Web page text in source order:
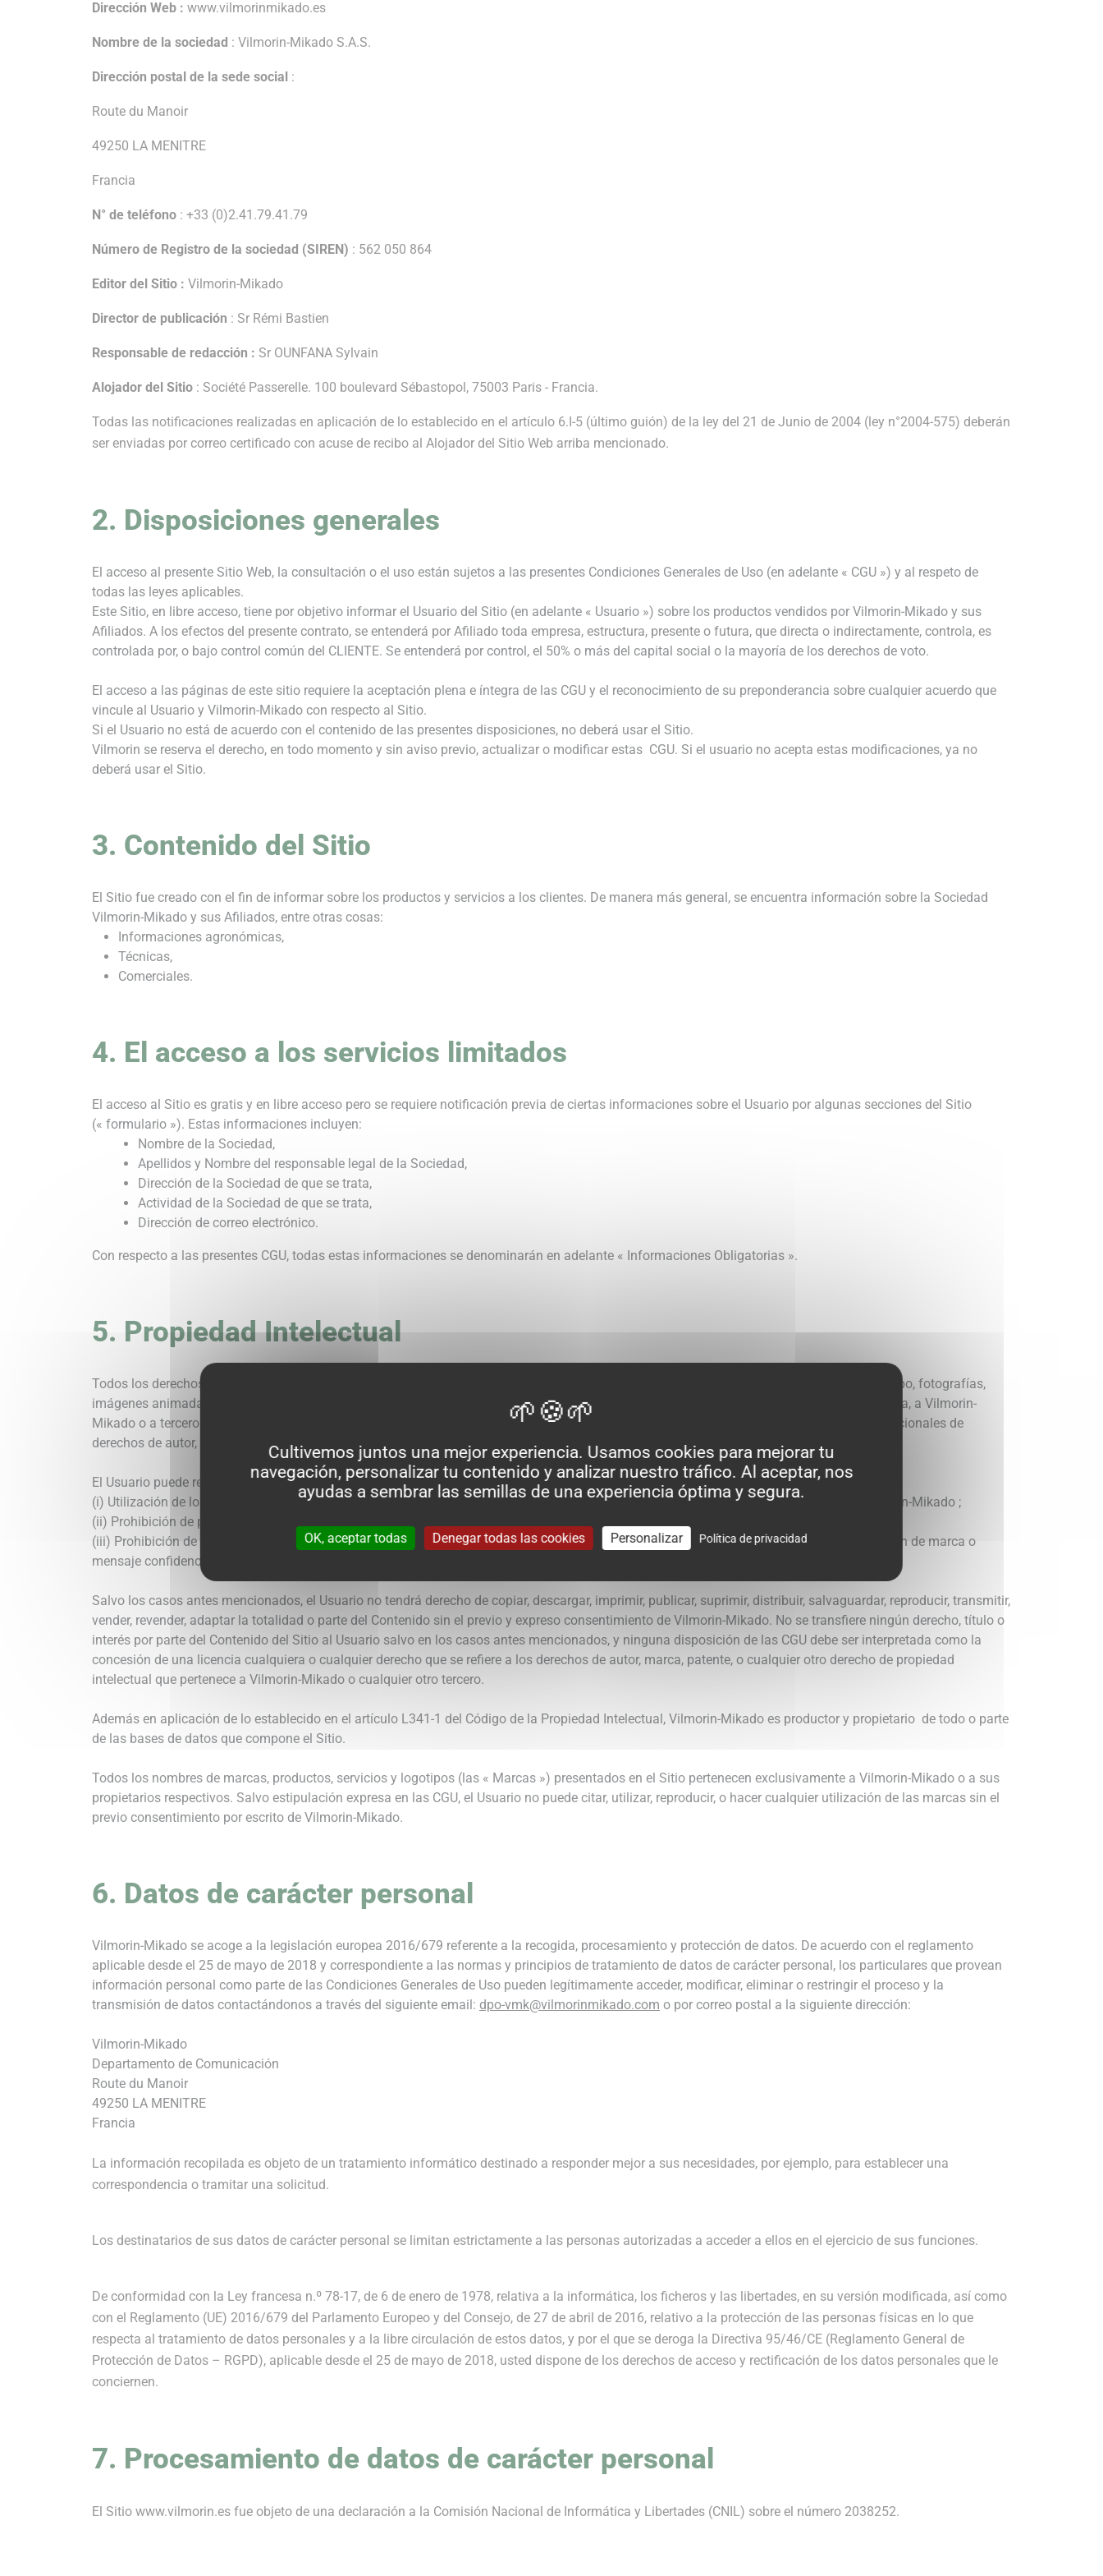
Dirección Web : www.vilmorinmikado.es
Nombre de la sociedad : Vilmorin-Mikado S.A.S.
Dirección postal de la sede social:
Route du Manoir
49250 LA MENITRE
Francia
N° de teléfono: +33 (0)2.41.79.41.79
Número de Registro de la sociedad (SIREN) : 562 050 864
Editor del Sitio : Vilmorin-Mikado
Director de publicación : Sr Rémi Bastien
Responsable de redacción : Sr OUNFANA Sylvain
Alojador del Sitio: Société Passerelle. 100 boulevard Sébastopol, 75003 Paris - Francia.
Todas las notificaciones realizadas en aplicación de lo establecido en el artículo 6.I-5 (último guión) de la ley del 21 de Junio de 2004 (ley n°2004-575) deberán
ser enviadas por correo certificado con acuse de recibo al Alojador del Sitio Web arriba mencionado.
2. Disposiciones generales
El acceso al presente Sitio Web, la consultación o el uso están sujetos a las presentes Condiciones Generales de Uso (en adelante « CGU ») y al respeto de
todas las leyes aplicables.
Este Sitio, en libre acceso, tiene por objetivo informar el Usuario del Sitio (en adelante « Usuario ») sobre los productos vendidos por Vilmorin-Mikado y sus
Afiliados. A los efectos del presente contrato, se entenderá por Afiliado toda empresa, estructura, presente o futura, que directa o indirectamente, controla, es
controlada por, o bajo control común del CLIENTE. Se entenderá por control, el 50% o más del capital social o la mayoría de los derechos de voto.
El acceso a las páginas de este sitio requiere la aceptación plena e íntegra de las CGU y el reconocimiento de su preponderancia sobre cualquier acuerdo que
vincule al Usuario y Vilmorin-Mikado con respecto al Sitio.
Si el Usuario no está de acuerdo con el contenido de las presentes disposiciones, no deberá usar el Sitio.
Vilmorin se reserva el derecho, en todo momento y sin aviso previo, actualizar o modificar estas CGU. Si el usuario no acepta estas modificaciones, ya no
deberá usar el Sitio.
3. Contenido del Sitio
El Sitio fue creado con el fin de informar sobre los productos y servicios a los clientes. De manera más general, se encuentra información sobre la Sociedad
Vilmorin-Mikado y sus Afiliados, entre otras cosas:
Informaciones agronómicas,
Técnicas,
Comerciales.
4. El acceso a los servicios limitados
El acceso al Sitio es gratis y en libre acceso pero se requiere notificación previa de ciertas informaciones sobre el Usuario por algunas secciones del Sitio
(« formulario »). Estas informaciones incluyen:
Nombre de la Sociedad,
Apellidos y Nombre del responsable legal de la Sociedad,
Dirección de la Sociedad de que se trata,
Actividad de la Sociedad de que se trata,
Dirección de correo electrónico.
Con respecto a las presentes CGU, todas estas informaciones se denominarán en adelante « Informaciones Obligatorias ».
5. Propiedad Intelectual
Todos los derechos sobre el contenido del presente Sitio, incluyendo sin restricciones, los textos, denominaciones, marcas, eslóganes, logotipo, fotografías,
imágenes animadas o no, videos, gráficos, iconos, diseños, sonidos y códigos HTLM (el « Contenido ») pertenecen, salvo indicación en contra, a Vilmorin-
Mikado o a terceros que autorizaron a Vilmorin-Mikado que lo use o lo explote. El contenido está protegido por las leyes franceses e internacionales de
derechos de autor, y por cualquier otra norma, reglamentación y ley aplicable a la Propiedad Intelectual.
El Usuario puede registrar, imprimir, conservar y copiar ciertos extractos del Contenido a reserva de que respeta las disposiciones siguientes :
(i) Utilización de los datos estrictamente a título personal y no comercial, o utilización en el marco de sus relaciones comerciales con Vilmorin-Mikado ;
(ii) Prohibición de publicar o enviar un extracto del Contenido en otro Sitio Web o cualquier otro medio de comunicación abierto al público;
(iii) Prohibición de cambiar, alterar, adaptar el Contenido o crear derivados del Contenido, suprimir o modificar derechos de autor, señalización de marca o
mensaje confidencial.
Salvo los casos antes mencionados, el Usuario no tendrá derecho de copiar, descargar, imprimir, publicar, suprimir, distribuir, salvaguardar, reproducir, transmitir,
vender, revender, adaptar la totalidad o parte del Contenido sin el previo y expreso consentimiento de Vilmorin-Mikado. No se transfiere ningún derecho, título o
interés por parte del Contenido del Sitio al Usuario salvo en los casos antes mencionados, y ninguna disposición de las CGU debe ser interpretada como la
concesión de una licencia cualquiera o cualquier derecho que se refiere a los derechos de autor, marca, patente, o cualquier otro derecho de propiedad
intelectual que pertenece a Vilmorin-Mikado o cualquier otro tercero.
Además en aplicación de lo establecido en el artículo L341-1 del Código de la Propiedad Intelectual, Vilmorin-Mikado es productor y propietario de todo o parte
de las bases de datos que compone el Sitio.
Todos los nombres de marcas, productos, servicios y logotipos (las « Marcas ») presentados en el Sitio pertenecen exclusivamente a Vilmorin-Mikado o a sus
propietarios respectivos. Salvo estipulación expresa en las CGU, el Usuario no puede citar, utilizar, reproducir, o hacer cualquier utilización de las marcas sin el
previo consentimiento por escrito de Vilmorin-Mikado.
6. Datos de carácter personal
Vilmorin-Mikado se acoge a la legislación europea 2016/679 referente a la recogida, procesamiento y protección de datos. De acuerdo con el reglamento
aplicable desde el 25 de mayo de 2018 y correspondiente a las normas y principios de tratamiento de datos de carácter personal, los particulares que provean
información personal como parte de las Condiciones Generales de Uso pueden legítimamente acceder, modificar, eliminar o restringir el proceso y la
transmisión de datos contactándonos a través del siguiente email: dpo-vmk@vilmorinmikado.com o por correo postal a la siguiente dirección:
Vilmorin-Mikado
Departamento de Comunicación
Route du Manoir
49250 LA MENITRE
Francia
La información recopilada es objeto de un tratamiento informático destinado a responder mejor a sus necesidades, por ejemplo, para establecer una
correspondencia o tramitar una solicitud.
Los destinatarios de sus datos de carácter personal se limitan estrictamente a las personas autorizadas a acceder a ellos en el ejercicio de sus funciones.
De conformidad con la Ley francesa n.º 78-17, de 6 de enero de 1978, relativa a la informática, los ficheros y las libertades, en su versión modificada, así como
con el Reglamento (UE) 2016/679 del Parlamento Europeo y del Consejo, de 27 de abril de 2016, relativo a la protección de las personas físicas en lo que
respecta al tratamiento de datos personales y a la libre circulación de estos datos, y por el que se deroga la Directiva 95/46/CE (Reglamento General de
Protección de Datos – RGPD), aplicable desde el 25 de mayo de 2018, usted dispone de los derechos de acceso y rectificación de los datos personales que le
conciernen.
7. Procesamiento de datos de carácter personal
El Sitio www.vilmorin.es fue objeto de una declaración a la Comisión Nacional de Informática y Libertades (CNIL) sobre el número 2038252.
Cultivemos juntos una mejor experiencia. Usamos cookies para mejorar tu
navegación, personalizar tu contenido y analizar nuestro tráfico. Al aceptar, nos
ayudas a sembrar las semillas de una experiencia óptima y segura.
OK, aceptar todas Denegar todas las cookies Personalizar Política de privacidad